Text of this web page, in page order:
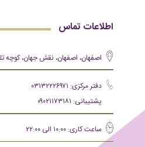
اطلاعات تماس
اصفهان، اصفهان، نقش جهان، کوچه تلفنخانه،
دفتر مرکزی: ۰۳۱۳۲۲۲۶۹۷۱
پشتیبانی: ۰۹۰۲۱۱۷۳۱۸۱
ساعت کاری: ۱۰:۰۰ الی ۲۲:۰۰